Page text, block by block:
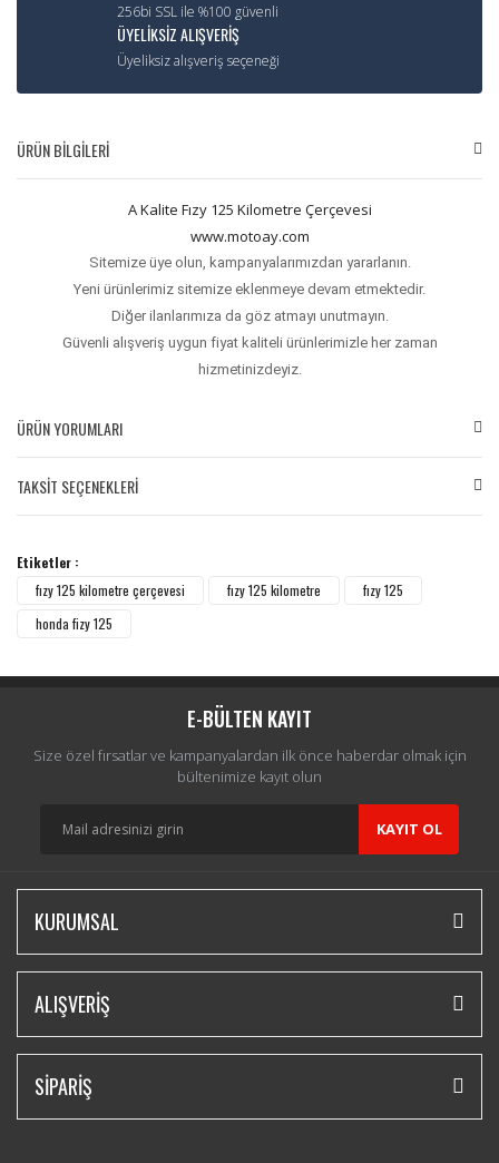
256bi SSL ile %100 güvenli
ÜYELİKSİZ ALIŞVERİŞ
Üyeliksiz alışveriş seçeneği
ÜRÜN BİLGİLERİ
A Kalite Fızy 125 Kilometre Çerçevesi
www.motoay.com
Sitemize üye olun, kampanyalarımızdan yararlanın.
Yeni ürünlerimiz sitemize eklenmeye devam etmektedir.
Diğer ilanlarımıza da göz atmayı unutmayın.
Güvenli alışveriş uygun fiyat kaliteli ürünlerimizle her zaman
hizmetinizdeyiz.
ÜRÜN YORUMLARI
TAKSİT SEÇENEKLERİ
Etiketler :
fızy 125 kilometre çerçevesi
fızy 125 kilometre
fızy 125
honda fizy 125
E-BÜLTEN KAYIT
Size özel fırsatlar ve kampanyalardan ilk önce haberdar olmak için
bültenimize kayıt olun
KAYIT OL
KURUMSAL
ALIŞVERİŞ
SİPARİŞ